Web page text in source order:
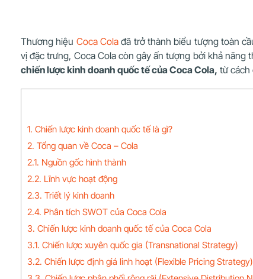
Thương hiệu Coca Colađã trở thành biểu tượng toàn
vị đặc trưng, Coca Cola còn gây ấn tượng bởi khả
chiến lược kinh doanh quốc tế của Coca Cola, từ cách
1. Chiến lược kinh doanh quốc tế là gì?
2. Tổng quan về Coca – Cola
2.1. Nguồn gốc hình thành
2.2. Lĩnh vực hoạt động
2.3. Triết lý kinh doanh
2.4. Phân tích SWOT của Coca Cola
3. Chiến lược kinh doanh quốc tế của Coca Cola
3.1. Chiến lược xuyên quốc gia (Transnational Strategy)
3.2. Chiến lược định giá linh hoạt (Flexible Pricing Strategy)